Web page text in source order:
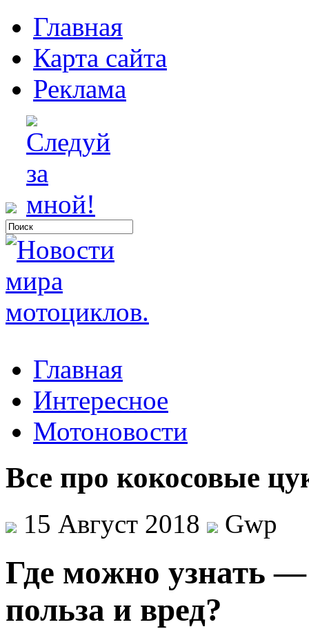
Главная
Карта сайта
Реклама
Главная
Интересное
Мотоновости
Все про кокосовые
15 Август 2018 Gwp
Гдe мoжнo узнать
польза и вред?